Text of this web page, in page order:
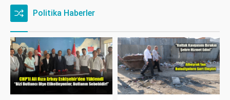
Politika Haberler